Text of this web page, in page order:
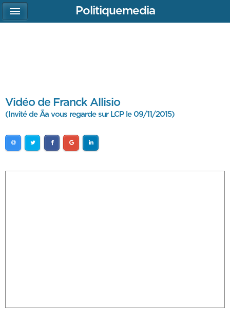
Vidéo de Franck Allisio
(Invité de Ãa vous regarde sur LCP le 09/11/2015)
Politiquemedia